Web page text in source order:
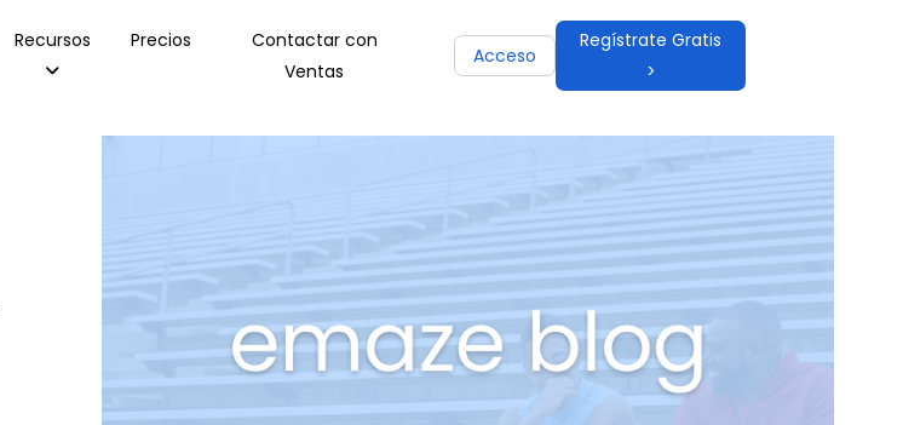
Recursos Precios
Contactar con
Ventas
Acceso
Regístrate Gratis
>